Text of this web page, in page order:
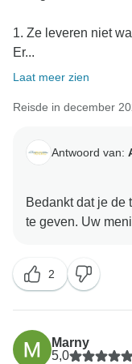
1. Ze leveren niet
Er...
Laat meer zien
Reisde in december
Antwoord van:
Bedankt dat je de
2
Marny
5,0